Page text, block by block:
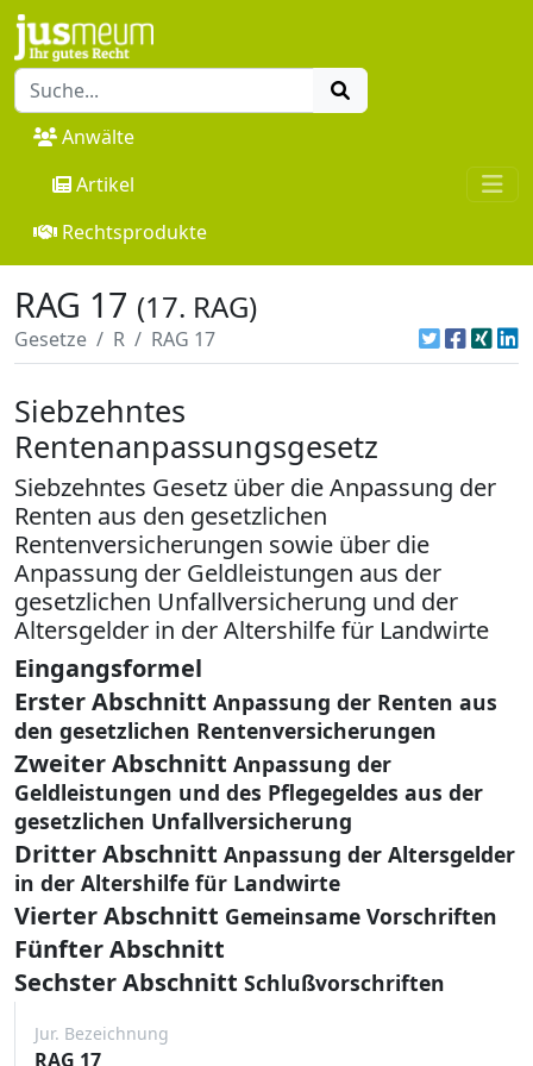
Anwälte
Artikel
Rechtsprodukte
RAG 17 (17. RAG)
Gesetze R RAG 17
Siebzehntes
Rentenanpassungsgesetz
Siebzehntes Gesetz über die Anpassung der
Renten aus den gesetzlichen
Rentenversicherungen sowie über die
Anpassung der Geldleistungen aus der
gesetzlichen Unfallversicherung und der
Altersgelder in der Altershilfe für Landwirte
Eingangsformel
Erster Abschnitt Anpassung der Renten aus
den gesetzlichen Rentenversicherungen
Zweiter Abschnitt Anpassung der
Geldleistungen und des Pflegegeldes aus der
gesetzlichen Unfallversicherung
Dritter Abschnitt Anpassung der Altersgelder
in der Altershilfe für Landwirte
Vierter Abschnitt Gemeinsame Vorschriften
Fünfter Abschnitt
Sechster Abschnitt Schlußvorschriften
Jur. Bezeichnung
RAG 17